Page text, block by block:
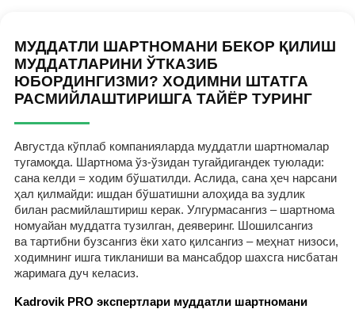
МУДДАТЛИ ШАРТНОМАНИ БЕКОР ҚИЛИШ
МУДДАТЛАРИНИ ЎТКАЗИБ
ЮБОРДИНГИЗМИ? ХОДИМНИ ШТАТГА
РАСМИЙЛАШТИРИШГА ТАЙЁР ТУРИНГ
Августда кўплаб компанияларда муддатли шартномалар
тугамоқда. Шартнома ўз-ўзидан тугайдигандек туюлади:
сана келди = ходим бўшатилди. Аслида, сана ҳеч нарсани
ҳал қилмайди: ишдан бўшатишни алоҳида ва зудлик
билан расмийлаштириш керак. Улгурмасангиз – шартнома
номуайан муддатга тузилган, деяверинг. Шошилсангиз
ва тартибни бузсангиз ёки хато қилсангиз – меҳнат низоси,
ходимнинг ишга тикланиши ва мансабдор шахсга нисбатан
жаримага дуч келасиз.
Kadrovik PRO экспертлари муддатли шартномани